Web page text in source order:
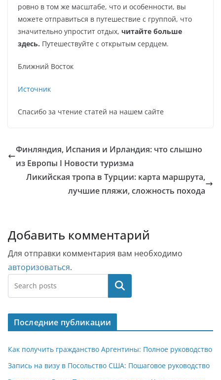
ровно в том же масштабе, что и особенности, вы
можете отправиться в путешествие с группой, что
значительно упростит отдых, читайте больше
здесь. Путешествуйте с открытым сердцем.
Ближний Восток
Источник
Спасибо за чтение статей на нашем сайте
Финляндия, Испания и Ирландия: что слышно
из Европы Ӏ Новости туризма
Ликийская тропа в Турции: карта маршрута,
лучшие пляжи, сложность похода
Добавить комментарий
Для отправки комментария вам необходимо
авторизоваться.
Поиск
Последние публикации
Как получить гражданство Аргентины: Полное руководство
Запись на визу в Посольство США: Пошаговое руководство